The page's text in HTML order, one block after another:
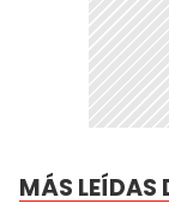
MÁS LEÍDAS